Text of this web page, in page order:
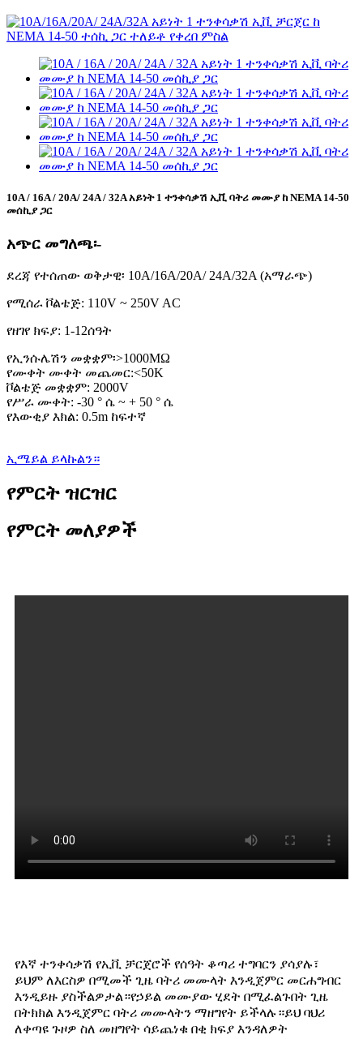
10A / 16A / 20A/ 24A / 32A አይነት 1 ተንቀሳቃሽ ኢቪ ባትሪ መሙያ ከ NEMA 14-50
መሰኪያ ጋር
አጭር መግለጫ፡-
ደረጃ የተሰጠው ወቅታዊ፡ 10A/16A/20A/ 24A/32A (አማራጭ)
የሚሰራ ቮልቴጅ: 110V ~ 250V AC
የዘገየ ክፍያ: 1-12ሰዓት
የኢንሱሌሽን መቋቋም፡>1000MΩ
የሙቀት ሙቀት መጨመር:<50K
ቮልቴጅ መቋቋም: 2000V
የሥራ ሙቀት: -30 ° ሴ ~ + 50 ° ሴ
የእውቂያ እክል: 0.5m ከፍተኛ
ኢሜይል ይላኩልን።
የምርት ዝርዝር
የምርት መለያዎች
የእኛ ተንቀሳቃሽ የኢቪ ቻርጀሮች የሰዓት ቆጣሪ ተግባርን ያሳያሉ፣
ይህም ለእርስዎ በሚመች ጊዜ ባትሪ መሙላት እንዲጀምር መርሐግብር
እንዲይዙ ያስችልዎታል።የኃይል መሙያው ሂደት በሚፈልጉበት ጊዜ
በትክክል እንዲጀምር ባትሪ መሙላትን ማዘግየት ይችላሉ።ይህ ባህሪ
ለቀጣዩ ጉዞዎ ስለ መዘግየት ሳይጨነቁ በቂ ክፍያ እንዳለዎት